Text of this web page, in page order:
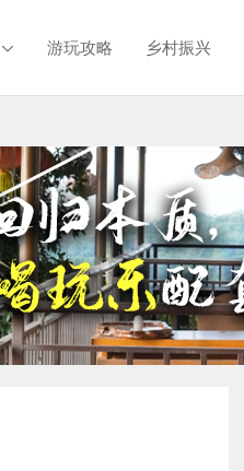
游玩攻略 乡村振兴